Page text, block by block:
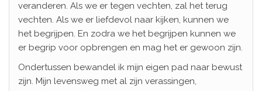
veranderen. Als we er tegen vechten, zal het terug
vechten. Als we er liefdevol naar kijken, kunnen we
het begrijpen. En zodra we het begrijpen kunnen we
er begrip voor opbrengen en mag het er gewoon zijn.
Ondertussen bewandel ik mijn eigen pad naar bewust
zijn. Mijn levensweg met al zijn verassingen,